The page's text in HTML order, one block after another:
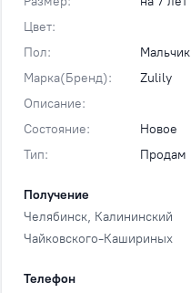
Цвет:
Пол:
Мальчик
Марка(Бренд):
Zulily
Описание:
Состояние:
Новое
Тип:
Продам
Получение
Челябинск, Калининский
Чайковского-Кашириных
Телефон